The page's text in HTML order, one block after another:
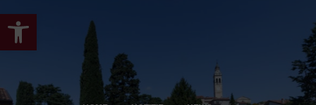
Apri la barra degli strumenti